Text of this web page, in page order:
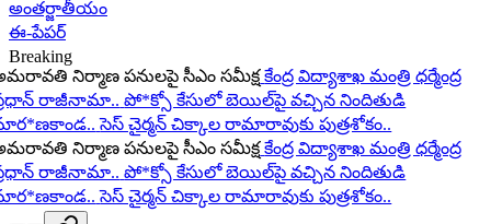
అంతర్జాతీయం
ఈ-పేపర్
Breaking
నిర్మాణ పనులపై సీఎం సమీక్ష కేంద్ర విద్యాశాఖ మంత్రి ధర్మేంద్ర
రాజీనామా.. పో*క్సో కేసులో బెయిల్‌పై వచ్చిన నిందితుడి
సెస్ చైర్మన్ చిక్కాల రామారావుకు పుత్రశోకం..
నిర్మాణ పనులపై సీఎం సమీక్ష కేంద్ర విద్యాశాఖ మంత్రి ధర్మేంద్ర
రాజీనామా.. పో*క్సో కేసులో బెయిల్‌పై వచ్చిన నిందితుడి
సెస్ చైర్మన్ చిక్కాల రామారావుకు పుత్రశోకం..